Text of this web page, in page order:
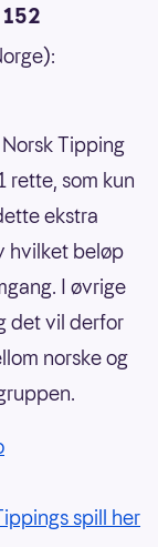
152
Norsk Tipping
rette, som kun
ekstra
hvilket beløp
I øvrige
det vil derfor
norske og
spill her